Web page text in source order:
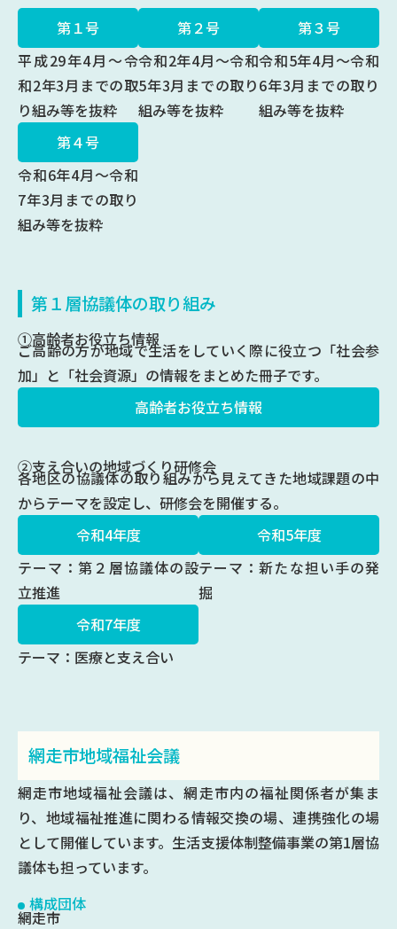
第１号
平成29年4月～令
和2年3月までの取
り組み等を抜粋
第２号
令和2年4月～令和
5年3月までの取り
組み等を抜粋
第３号
令和5年4月～令和
6年3月までの取り
組み等を抜粋
第４号
令和6年4月～令和
7年3月までの取り
組み等を抜粋
第１層協議体の取り組み
①高齢者お役立ち情報
ご高齢の方が地域で生活をしていく際に役立つ「社会参
加」と「社会資源」の情報をまとめた冊子です。
高齢者お役立ち情報
②支え合いの地域づくり研修会
各地区の協議体の取り組みから見えてきた地域課題の中
からテーマを設定し、研修会を開催する。
令和4年度
テーマ：第２層協議体の設
立推進
令和5年度
テーマ：新たな担い手の発
掘
令和7年度
テーマ：医療と支え合い
網走市地域福祉会議
網走市地域福祉会議は、網走市内の福祉関係者が集ま
り、地域福祉推進に関わる情報交換の場、連携強化の場
として開催しています。生活支援体制整備事業の第1層協
議体も担っています。
構成団体
網走市